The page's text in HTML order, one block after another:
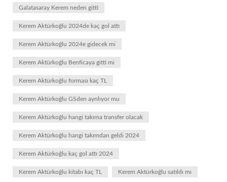
Galatasaray Kerem neden gitti
Kerem Aktürkoğlu 2024de kaç gol attı
Kerem Aktürkoğlu 2024e gidecek mi
Kerem Aktürkoğlu Benficaya gitti mi
Kerem Aktürkoğlu forması kaç TL
Kerem Aktürkoğlu GSden ayrılıyor mu
Kerem Aktürkoğlu hangi takıma transfer olacak
Kerem Aktürkoğlu hangi takımdan geldi 2024
Kerem Aktürkoğlu kaç gol attı 2024
Kerem Aktürkoğlu kitabı kaç TL Kerem Aktürkoğlu satıldı mı